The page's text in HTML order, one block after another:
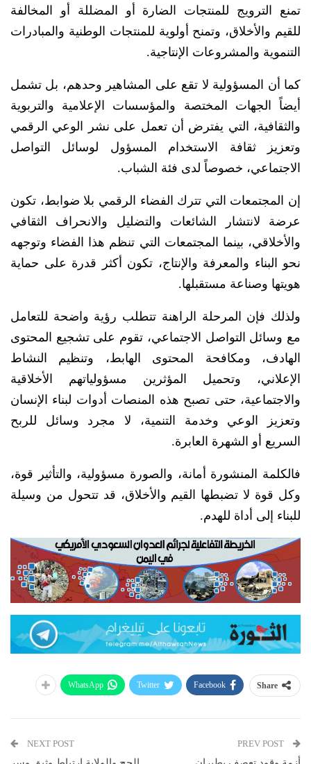
تمنع الترويج للمنتجات الضارة أو المضللة أو المخالفة
للقيم والأخلاق، وتمنح أولوية للمنتجات الوطنية والمبادرات
التنموية والمشروعات الإنتاجية.
كما أن المسؤولية لا تقع على المشاهير وحدهم، بل تشمل
أيضاً الجهات المختصة والمؤسسات الإعلامية والتربوية
والثقافية، التي يفترض أن تعمل على نشر الوعي الرقمي
وتعزيز ثقافة الاستخدام المسؤول لوسائل التواصل
الاجتماعي، خصوصاً لدى فئة الشباب.
إن المجتمعات التي تترك الفضاء الرقمي بلا ضوابط، تكون
عرضة لانتشار الشائعات والتضليل والانحراف الثقافي
والأخلاقي، بينما المجتمعات التي تنظم هذا الفضاء وتوجهه
نحو البناء والمعرفة والإنتاج، تكون أكثر قدرة على حماية
هويتها وصناعة مستقبلها.
ولذلك فإن المرحلة الراهنة تتطلب رؤية واضحة للتعامل
مع وسائل التواصل الاجتماعي، تقوم على تشجيع المحتوى
الهادف، ومكافحة المحتوى الهابط، وتنظيم النشاط
الإعلاني، وتحميل المؤثرين مسؤولياتهم الأخلاقية
والاجتماعية، حتى تصبح هذه المنصات أدوات لبناء الإنسان
وتعزيز الوعي وخدمة التنمية، لا مجرد وسائل للربح
السريع أو الشهرة العابرة.
فالكلمة المنشورة أمانة، والصورة مسؤولية، والتأثير قوة،
وكل قوة لا تضبطها القيم والأخلاق، قد تتحول من وسيلة
للبناء إلى أداة للهدم.
Share
Facebook
Twitter
WhatsApp
NEXT POST